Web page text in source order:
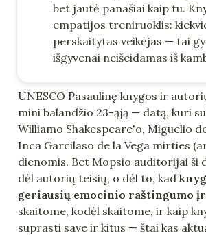
bet jautė panašiai kaip tu.
empatijos treniruoklis:
perskaitytas veikėjas — tai
išgyvenai neišeidamas iš
UNESCO Pasaulinę knygos ir
mini balandžio 23-ąją — datą, kuri
Williamo Shakespeare'o, Miguelio
Inca Garcilaso de la Vega mirties
dienomis. Bet Mopsio auditorijai ši
dėl autorių teisių, o dėl to, kad
geriausių emocinio raštingumo
skaitome, kodėl skaitome, ir kaip
suprasti save ir kitus — štai kas